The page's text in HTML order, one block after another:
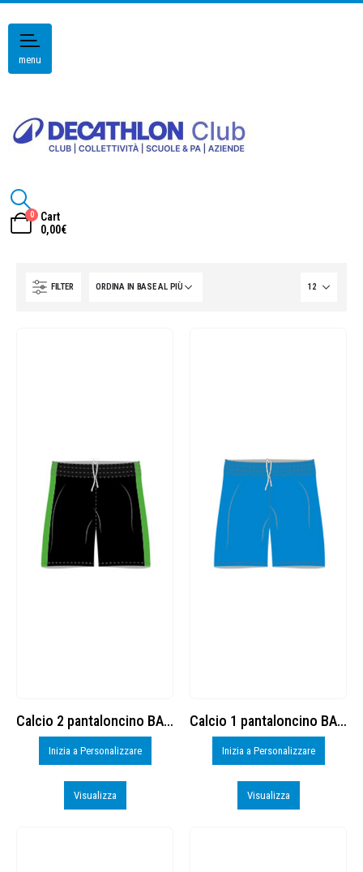
menu
0
Cart
0,00€
FILTER
Calcio 2 pantaloncino BASIC cod. 8377878
Inizia a Personalizzare
Visualizza
Calcio 1 pantaloncino BASIC cod. 8377878
Inizia a Personalizzare
Visualizza